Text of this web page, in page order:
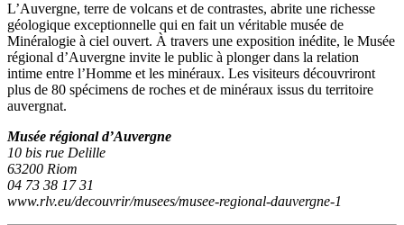
L’Auvergne, terre de volcans et de contrastes, abrite une richesse
géologique exceptionnelle qui en fait un véritable musée de
Minéralogie à ciel ouvert. À travers une exposition inédite, le Musée
régional d’Auvergne invite le public à plonger dans la relation
intime entre l’Homme et les minéraux. Les visiteurs découvriront
plus de 80 spécimens de roches et de minéraux issus du territoire
auvergnat.
Musée régional d’Auvergne
10 bis rue Delille
63200 Riom
04 73 38 17 31
www.rlv.eu/decouvrir/musees/musee-regional-dauvergne-1